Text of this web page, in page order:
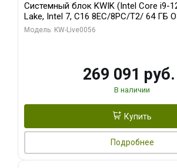
Системный блок KWIK (Intel Core i9-
Lake, Intel 7, C16 8EC/8PC/T2/ 64 ГБ
Palit RTX5080 INFINITY 3 OC 16GB
Модель: KW-Live0056
269 091 руб.
В наличии
Купить
Подробнее